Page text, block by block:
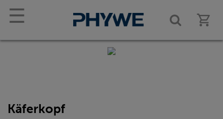
☰
Käferkopf